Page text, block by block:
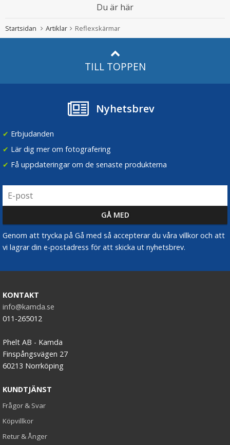
Du är här
Startsidan Artiklar Reflexskärmar
TILL TOPPEN
Nyhetsbrev
✔ Erbjudanden
✔ Lär dig mer om fotografering
✔ Få uppdateringar om de senaste produkterna
Genom att trycka på Gå med så accepterar du våra villkor och att
vi lagrar din e-postadress för att skicka ut nyhetsbrev.
KONTAKT
info@kamda.se
011-265012
Phelt AB - Kamda
Finspångsvägen 27
60213 Norrköping
KUNDTJÄNST
Frågor & Svar
Köpvillkor
Retur & Ånger